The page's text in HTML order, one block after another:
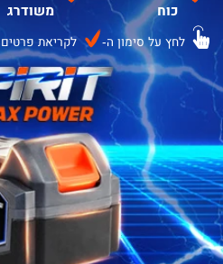
כוח
משודרג
לחץ על סימון ה- לקריאת